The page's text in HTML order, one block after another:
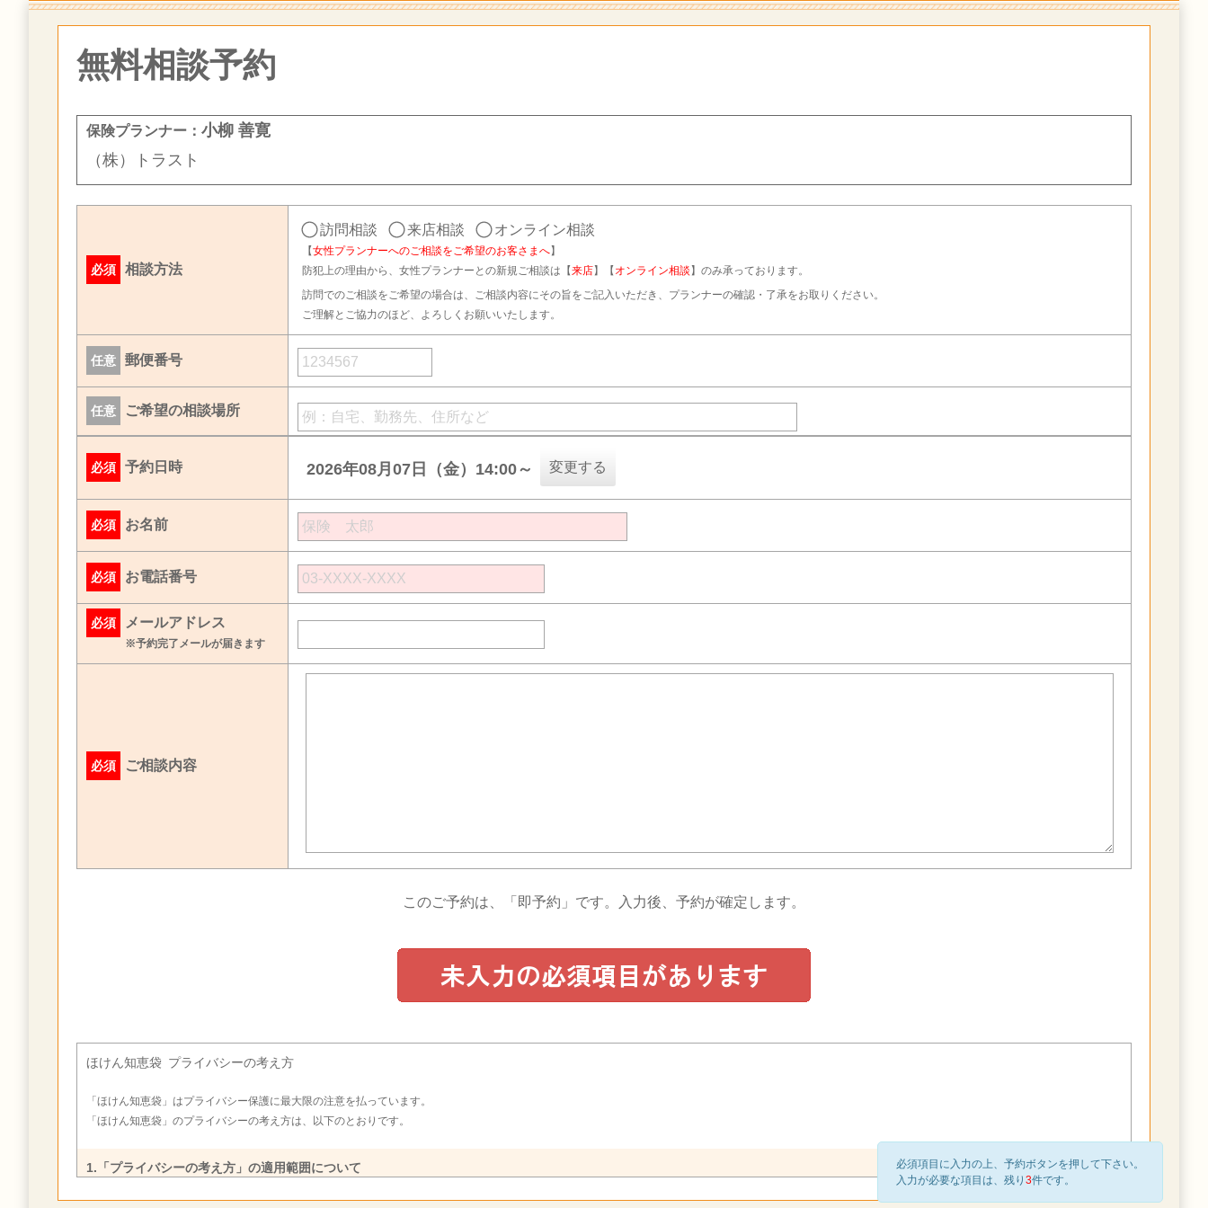
無料相談予約
保険プランナー： 小柳 善寛
（株）トラスト
必須 相談方法
訪問相談 来店相談 オンライン相談
【女性プランナーへのご相談をご希望のお客さまへ】
防犯上の理由から、女性プランナーとの新規ご相談は【来店】【 オンライン相談 】のみ承っております。
訪問でのご相談をご希望の場合は、ご相談内容にその旨をご記入いただき、プランナーの確認・了承をお取りください。
ご理解とご協力のほど、よろしくお願いいたします。
任意 郵便番号
任意 ご希望の相談場所
必須 予約日時 2026年08月07日（金）14:00～ 変更する
必須 お名前
必須 お電話番号
必須 メールアドレス
※予約完了メールが届きます
必須 ご相談内容
このご予約は、「即予約」です。 入力後、予約が確定します。
ほけん知恵袋 プライバシーの考え方
「ほけん知恵袋」はプライバシー保護に最大限の注意を払っています。
「ほけん知恵袋」のプライバシーの考え方は、以下のとおりです。
1.「プライバシーの考え方」の適用範囲について
必須項目に入力の上、予約ボタンを押して下さい。
入力が必要な項目は、残り 3件です。